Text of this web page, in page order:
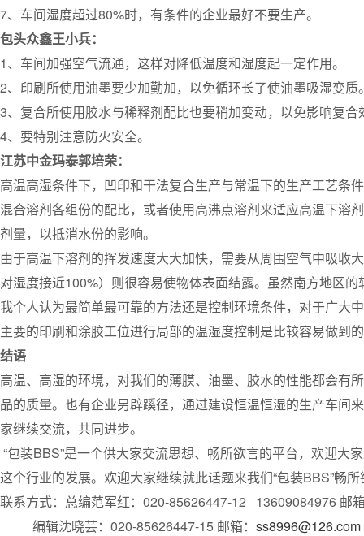
7、车间湿度超过80%时，有条件的企业最好不要生产。
包头众鑫王小兵：
1、车间加强空气流通，这样对降低温度和湿度起一定作用。
2、印刷所使用油墨要少加勤加，以免循环长了使油墨吸湿变质
3、复合所使用胶水与稀释剂配比也要稍加变动，以免影响复
4、要特别注意防火安全。
江苏中金玛泰郭培荣：
高温高湿条件下，凹印和干法复合生产与常温下的生产工艺条
混合溶剂各组份的配比，或者使用高沸点溶剂来适应高温下溶
剂量，以抵消水份的影响。
由于高温下溶剂的挥发速度大大加快，需要从周围空气中吸收
对湿度接近100%）则很容易使物体表面结露。虽然南方地区
我个人认为最简单最可靠的方法还是控制环境条件，对于广大
主要的印刷和涂胶工位进行局部的温湿度控制是比较容易做到
结语
高温、高湿的环境，对我们的薄膜、油墨、胶水的性能都会有
品的质量。也有企业另辟蹊径，通过建设恒温恒湿的生产车间
家继续交流，共同进步。
“包装BBS”是一个供大家交流思想、畅所欲言的平台，欢迎
这个行业的发展。欢迎大家继续就此话题来我们“包装BBS”畅
联系方式：总编范军红：020-85626447-12 13609084976 邮
编辑沈晓芸：020-85626447-15 邮箱： ss8996@126.com